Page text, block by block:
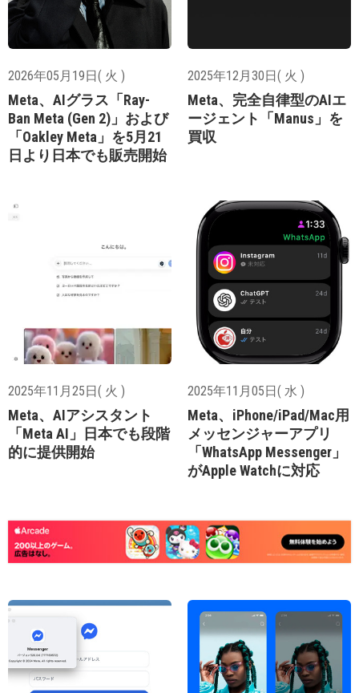
2026年05月19日( 火 )
Meta、AIグラス「Ray-
Ban Meta (Gen 2)」および
「Oakley Meta」を5月21
日より日本でも販売開始
2025年12月30日( 火 )
Meta、完全自律型のAIエ
ージェント「Manus」を
買収
2025年11月25日( 火 )
Meta、AIアシスタント
「Meta AI」日本でも段階
的に提供開始
2025年11月05日( 水 )
Meta、iPhone/iPad/Mac用
メッセンジャーアプリ
「WhatsApp Messenger」
がApple Watchに対応